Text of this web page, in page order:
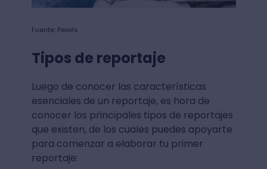
Fuente: Pexels
Tipos de reportaje
Luego de conocer las características
esenciales de un reportaje, es hora de
conocer los principales tipos de reportajes
que existen, de los cuales puedes apoyarte
para comenzar a elaborar tu primer
reportaje: